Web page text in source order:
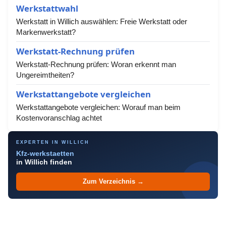
Werkstattwahl
Werkstatt in Willich auswählen: Freie Werkstatt oder
Markenwerkstatt?
Werkstatt-Rechnung prüfen
Werkstatt-Rechnung prüfen: Woran erkennt man
Ungereimtheiten?
Werkstattangebote vergleichen
Werkstattangebote vergleichen: Worauf man beim
Kostenvoranschlag achtet
EXPERTEN IN WILLICH
Kfz-werkstaetten
in Willich finden
Zum Verzeichnis →